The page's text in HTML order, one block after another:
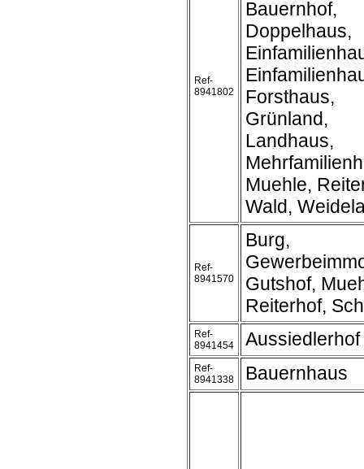
Ref-
8941802
Bauernhof,
Doppelhaus,
Forsthaus,
Grünland,
Landhaus,
Muehle,
Wald,
Ref-
8941570
Burg,
Gutshof,
Reiterhof,
Ref-
8941454
Aussiedlerhof
Ref-
8941338
Bauernhaus